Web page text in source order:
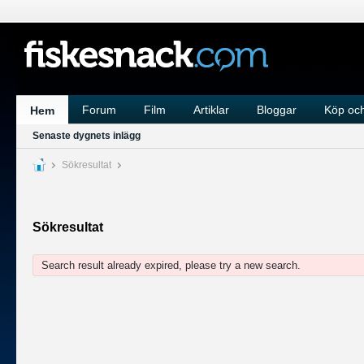
Hem Forum Film Artiklar Bloggar Köp
Senaste dygnets inlägg
Sökresultat
Sökresultat
Search result already expired, please try a new search.